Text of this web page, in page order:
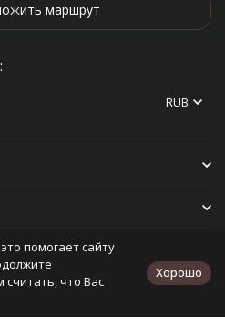
маршрут
RUB
помогает сайту
что Вас
Хорошо